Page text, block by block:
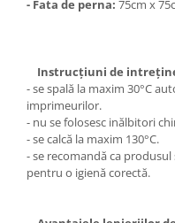
- Fata de perna: 75cm x
Instrucțiuni de
- se spală la maxim 30°C
imprimeurilor.
- nu se folosesc inălbitori
- se calcă la maxim 130°C.
- se recomandă ca
pentru o igienă corectă.